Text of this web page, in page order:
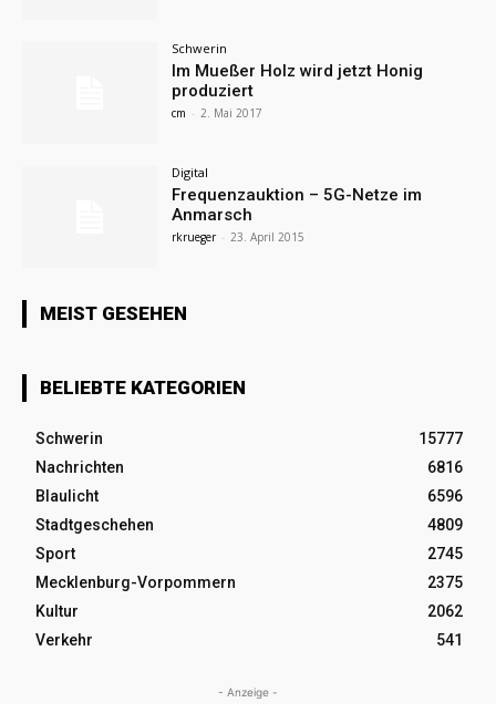
Schwerin
Im Mueßer Holz wird jetzt Honig
produziert
cm - 2. Mai 2017
Digital
Frequenzauktion – 5G-Netze im
Anmarsch
rkrueger - 23. April 2015
MEIST GESEHEN
BELIEBTE KATEGORIEN
Schwerin
15777
Nachrichten
6816
Blaulicht
6596
Stadtgeschehen
4809
Sport
2745
Mecklenburg-Vorpommern
2375
Kultur
2062
Verkehr
541
- Anzeige -